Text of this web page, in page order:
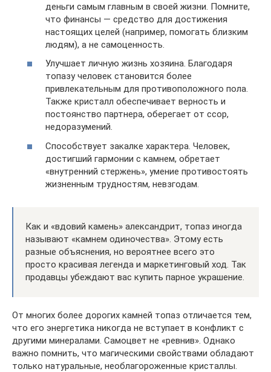
деньги самым главным в своей жизни. Помните,
что финансы — средство для достижения
настоящих целей (например, помогать близким
людям), а не самоценность.
Улучшает личную жизнь хозяина. Благодаря
топазу человек становится более
привлекательным для противоположного пола.
Также кристалл обеспечивает верность и
постоянство партнера, оберегает от ссор,
недоразумений.
Способствует закалке характера. Человек,
достигший гармонии с камнем, обретает
«внутренний стержень», умение противостоять
жизненным трудностям, невзгодам.
Как и «вдовий камень» александрит, топаз иногда
называют «камнем одиночества». Этому есть
разные объяснения, но вероятнее всего это
просто красивая легенда и маркетинговый ход. Так
продавцы убеждают вас купить парное украшение.
От многих более дорогих камней топаз отличается тем,
что его энергетика никогда не вступает в конфликт с
другими минералами. Самоцвет не «ревнив». Однако
важно помнить, что магическими свойствами обладают
только натуральные, необлагороженные кристаллы.